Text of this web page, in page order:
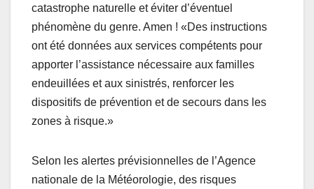
catastrophe naturelle et éviter d’éventuel
phénomène du genre. Amen ! «Des instructions
ont été données aux services compétents pour
apporter l’assistance nécessaire aux familles
endeuillées et aux sinistrés, renforcer les
dispositifs de prévention et de secours dans les
zones à risque.»
Selon les alertes prévisionnelles de l’Agence
nationale de la Météorologie, des risques